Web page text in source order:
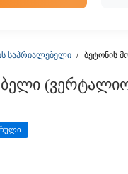
საპრიალებელი ბეტონის